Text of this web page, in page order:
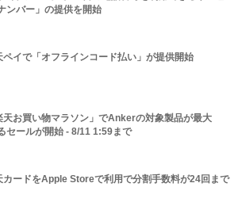
ンバー」の提供を開始
ペイで「オフラインコード払い」が提供開始
天お買い物マラソン」でAnkerの対象製品が最大
セールが開始 - 8/11 1:59まで
カードをApple Storeで利用で分割手数料が24回まで